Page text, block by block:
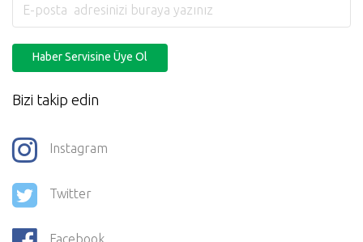
Haber Servisine Üye Ol
Bizi takip edin
Instagram
Twitter
Facebook